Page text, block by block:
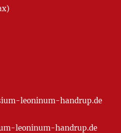
leoninum-handrup.de
leoninum-handrup.de